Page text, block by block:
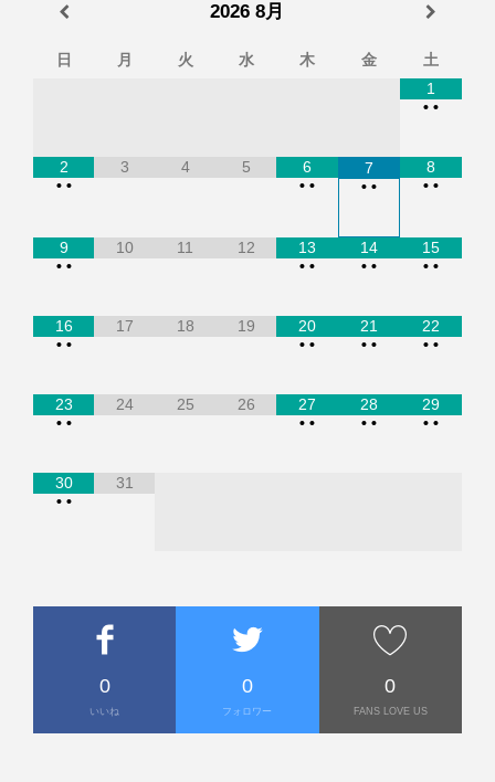
2026 8月
日 月 火 水 木 金
土
1
• •
2
• •
3 4 5
6
• •
7
• •
8
• •
9
• •
10 11 12
13
• •
14
• •
15
• •
16
• •
17 18 19
20
• •
21
• •
22
• •
23
• •
24 25 26
27
• •
28
• •
29
• •
30
• •
31
0
いいね
0
フォロワー
0
FANS LOVE US